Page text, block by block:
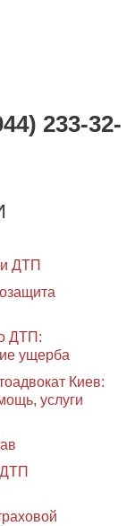
233-32-
ДТП
ДТП:
ущерба
Киев:
услуги